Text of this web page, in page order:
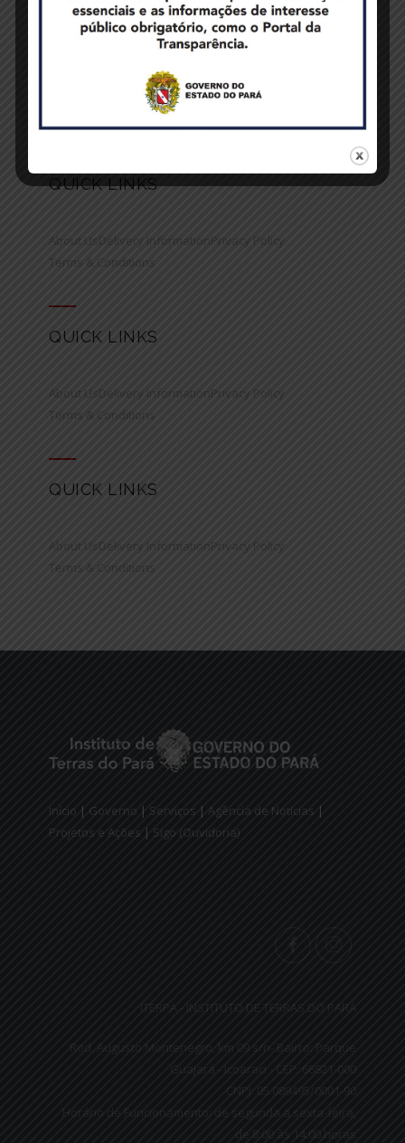
QUICK LINKS
About Us Delivery InformationPrivacy Policy
Terms & Conditions
QUICK LINKS
About UsDelivery Information Privacy Policy
Terms & Conditions
QUICK LINKS
About UsDelivery Information Privacy Policy
Terms & Conditions
Início | Governo | Serviços | Agência de Notícias |
Projetos e Ações | Sigo (Ouvidoria)
ITERPA - INSTITUTO DE TERRAS DO PARÁ
Rod. Augusto Montenegro, km 09 s/n- Bairro: Parque
Guajará - Icoaraci - CEP: 66821-000
CNPJ: 05.089495/0001-90
Horário de Funcionamento: de segunda a sexta-feira,
de 8:00 às 14:00 horas